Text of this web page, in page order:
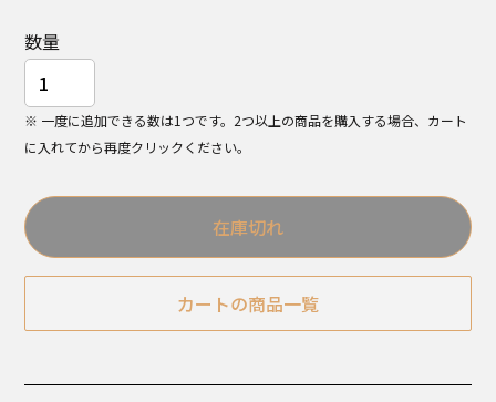
数量
※ 一度に追加できる数は1つです。2つ以上の商品を購入する場合、カート
に入れてから再度クリックください。
在庫切れ
カートの商品一覧